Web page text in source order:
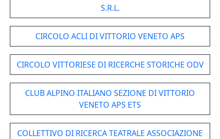
S.R.L.
CIRCOLO ACLI DI VITTORIO VENETO APS
CIRCOLO VITTORIESE DI RICERCHE STORICHE ODV
CLUB ALPINO ITALIANO SEZIONE DI VITTORIO
VENETO APS ETS
COLLETTIVO DI RICERCA TEATRALE ASSOCIAZIONE